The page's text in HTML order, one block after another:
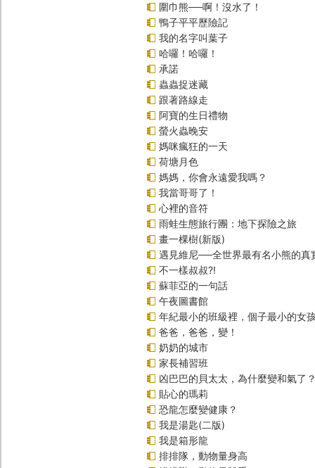
圍巾熊──啊！沒水了！
鴨子平平歷險記
我的名字叫葉子
哈囉！哈囉！
承諾
蟲蟲捉迷藏
跟著路線走
阿寶的生日禮物
螢火蟲晚安
媽咪瘋狂的一天
荷塘月色
媽媽，你會永遠愛我嗎？
我當哥哥了！
心裡的音符
雨蛙生態旅行團：地下探險之旅
畫一棵樹(新版)
遇見維尼──全世界最有名小熊的真
不一樣叔叔?!
蘇菲亞的一句話
午夜圖書館
年紀最小的班級裡，個子最小的女
爸爸，爸爸，變！
奶奶的城市
家長補習班
凶巴巴的貝太太，為什麼變和氣了
貼心的瑪莉
恐龍怎麼變健康？
我是湯匙(二版)
我是箱形龍
排排隊，動物量身高